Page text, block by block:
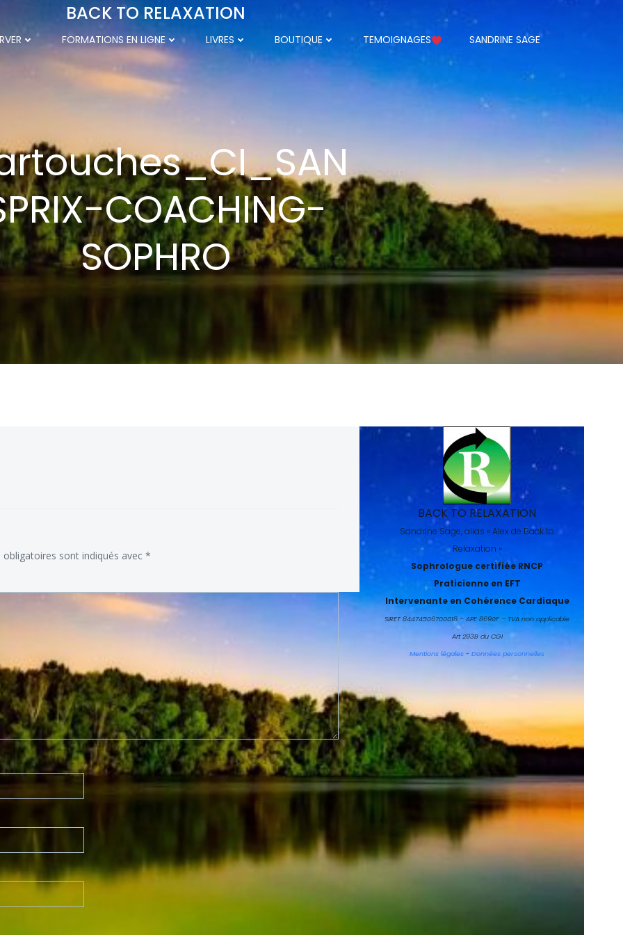
BACK TO RELAXATION
FORMATIONS EN LIGNE LIVRES BOUTIQUE TEMOIGNAGES SANDRINE SAGE
COACHING-
SOPHRO
obligatoires sont indiqués avec *
BACK TO RELAXATION
Sandrine Sage, alias « Alex de Back to
Relaxation »
Sophrologue certifiée RNCP
Praticienne en EFT
Intervenante en Cohérence Cardiaque
SIRET 84474506700018 – APE 8690F – TVA non applicable
Art 293B du CGI
Mentions légales - Données personnelles